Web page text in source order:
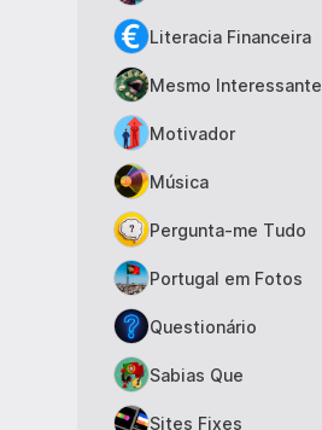
Literacia Financeira
Mesmo Interessante
Motivador
Música
Pergunta-me Tudo
Portugal em Fotos
Questionário
Sabias Que
Sites Fixes